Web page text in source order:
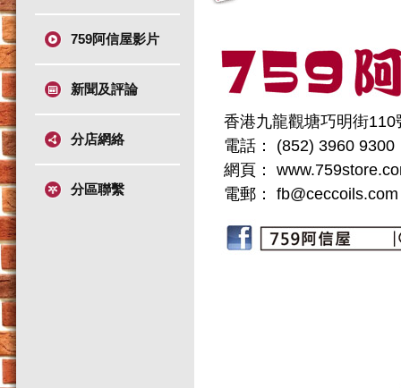
759阿信屋影片
新聞及評論
分店網絡
分區聯繫
香港九龍觀塘巧明街
電話： (852) 3960 9300
網頁：
電郵： fb@ceccoils.com